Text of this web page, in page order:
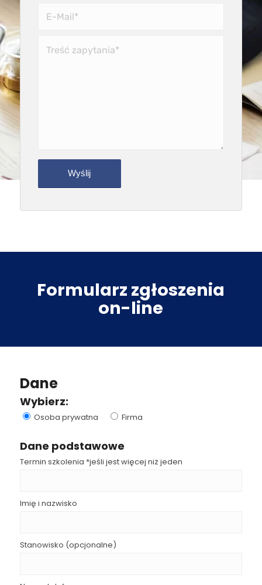
Formularz zgłoszenia
on-line
Dane
Wybierz:
Osoba prywatna Firma
Dane podstawowe
Termin szkolenia *jeśli jest więcej niż jeden
Imię i nazwisko
Stanowisko (opcjonalne)